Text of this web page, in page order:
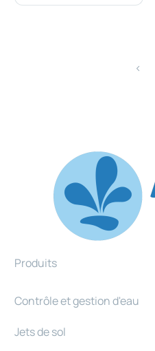
Produits
Contrôle et gestion d'eau
Jets de sol